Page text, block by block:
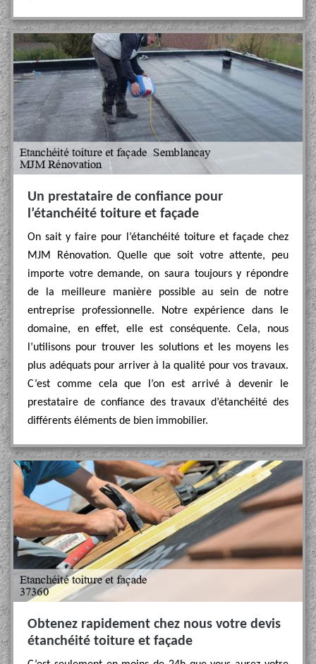
Un prestataire de confiance pour
l’étanchéité toiture et façade
On sait y faire pour l’étanchéité toiture et façade chez
MJM Rénovation. Quelle que soit votre attente, peu
importe votre demande, on saura toujours y répondre
de la meilleure manière possible au sein de notre
entreprise professionnelle. Notre expérience dans le
domaine, en effet, elle est conséquente. Cela, nous
l’utilisons pour trouver les solutions et les moyens les
plus adéquats pour arriver à la qualité pour vos travaux.
C’est comme cela que l’on est arrivé à devenir le
prestataire de confiance des travaux d’étanchéité des
différents éléments de bien immobilier.
Obtenez rapidement chez nous votre devis
étanchéité toiture et façade